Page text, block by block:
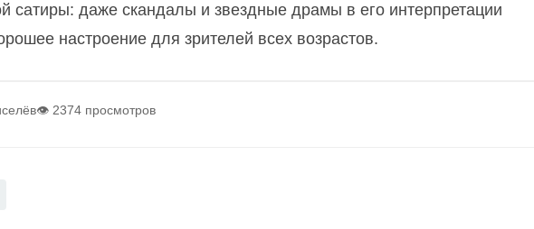
сатиры: даже скандалы и звездные драмы в его интерпретации
настроение для зрителей всех возрастов.
👁 2374 просмотров